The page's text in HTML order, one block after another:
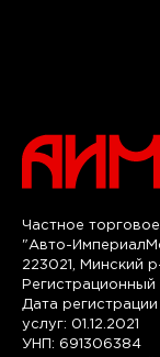
Частное
"Авто-
223021, Минский
Дата
услуг: 01.12.2021
УНП: 691306384